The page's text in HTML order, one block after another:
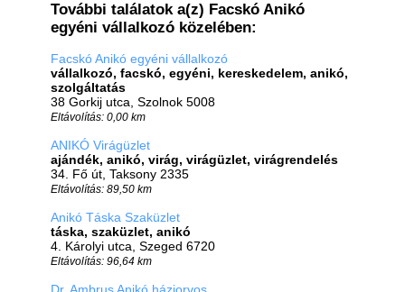
További találatok a(z) Facskó Anikó
egyéni vállalkozó közelében:
Facskó Anikó egyéni vállalkozó
vállalkozó, facskó, egyéni, kereskedelem, anikó,
szolgáltatás
38 Gorkij utca, Szolnok 5008
Eltávolítás: 0,00 km
ANIKÓ Virágüzlet
ajándék, anikó, virág, virágüzlet, virágrendelés
34. Fő út, Taksony 2335
Eltávolítás: 89,50 km
Anikó Táska Szaküzlet
táska, szaküzlet, anikó
4. Károlyi utca, Szeged 6720
Eltávolítás: 96,64 km